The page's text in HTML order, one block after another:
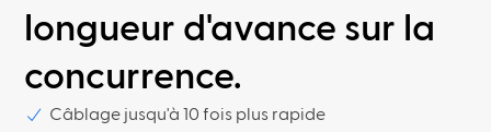
longueur d'avance sur la
concurrence.
Câblage jusqu'à 10 fois plus rapide